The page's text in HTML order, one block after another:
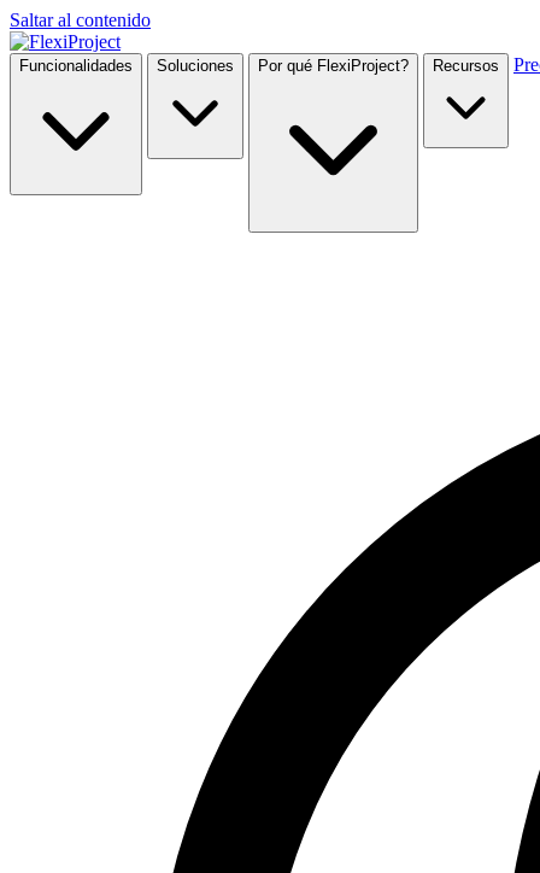
Saltar al contenido
Funcionalidades Soluciones Por qué FlexiProject? Recursos